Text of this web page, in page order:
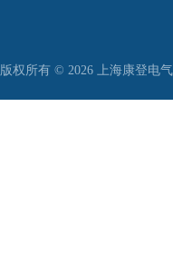
版权所有 © 2026 上海康登电